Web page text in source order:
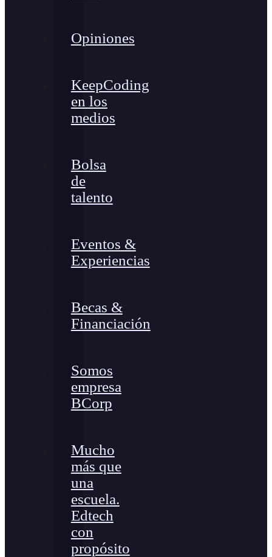
Opiniones
KeepCoding
en los
medios
Bolsa
de
talento
Eventos &
Experiencias
Becas &
Financiación
Somos
empresa
BCorp
Mucho
más que
una
escuela.
Edtech
con
propósito